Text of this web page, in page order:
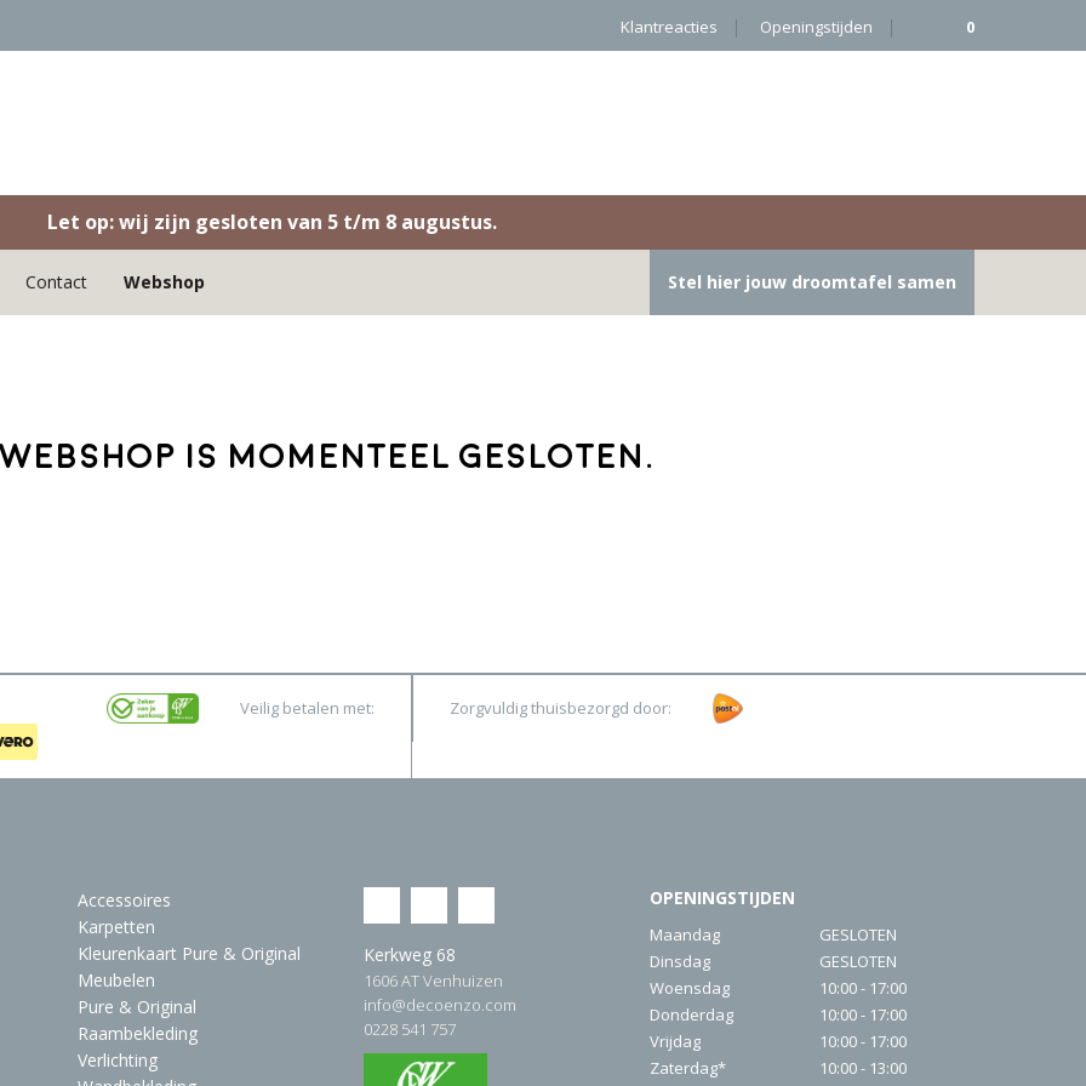
Klantreacties Openingstijden 0
Let op: wij zijn gesloten van 5 t/m 8 augustus.
Contact Webshop Stel hier jouw droomtafel samen
is momenteel gesloten.
Veilig betalen met: Zorgvuldig thuisbezorgd door:
Accessoires
Karpetten
Kleurenkaart Pure & Original
Meubelen
Pure & Original
Raambekleding
Verlichting
Kerkweg 68
1606 AT Venhuizen
info@decoenzo.com
0228 541 757
OPENINGSTIJDEN
Maandag
GESLOTEN
Dinsdag
GESLOTEN
Woensdag
10:00 - 17:00
Donderdag
10:00 - 17:00
Vrijdag
10:00 - 17:00
Zaterdag*
10:00 - 13:00